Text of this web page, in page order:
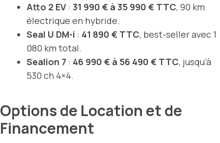
Atto 2 EV : 31 990 € à 35 990 € TTC, 90 km
électrique en hybride.
Seal U DM-i : 41 890 € TTC, best-seller avec 1
080 km total.
Sealion 7 : 46 990 € à 56 490 € TTC, jusqu’à
530 ch 4×4.
Options de Location et de
Financement